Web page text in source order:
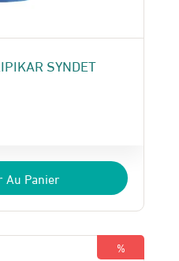
SYNDET
Au Panier
%